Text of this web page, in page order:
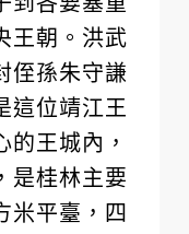
王朝。洪武
侄孫朱守謙
這位靖江王
的王城內，
是桂林主要
米平臺，四